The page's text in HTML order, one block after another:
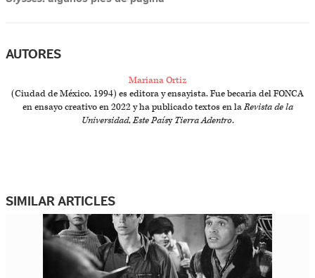
AUTORES
Mariana Ortiz
(Ciudad de México, 1994) es editora y ensayista. Fue becaria del FONCA
en ensayo creativo en 2022 y ha publicado textos en laRevista de la
Universidad,Este PaísyTierra Adentro.
SIMILAR ARTICLES